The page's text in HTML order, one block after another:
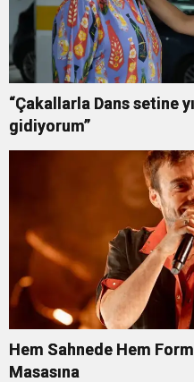
“Çakallarla Dans setine
gidiyorum”
Hem Sahnede Hem Formda Konserden
Masasına